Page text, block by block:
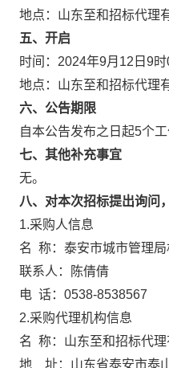
地点： 山东至和招标代理
五、开启
时间：2024年9月12日9时
地点： 山东至和招标代理
六、公告期限
自本公告发布之日起5个工
七、 其他补充事宜
无。
八、对本次招标提出询问
1.采购人信息
名 称：泰安市城市管理
联系人：陈倩倩
电 话： 0538-8538567
2.采购代理机构信息
名 称： 山东至和招标代理
地 址： 山东省泰安市泰